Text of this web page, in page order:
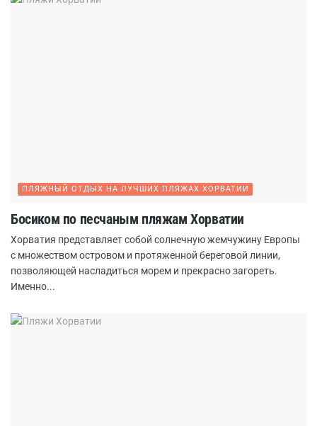
ПЛЯЖНЫЙ ОТДЫХ НА ЛУЧШИХ ПЛЯЖАХ ХОРВАТИИ
Босиком по песчаным пляжам Хорватии
Хорватия представляет собой солнечную жемчужину Европы
с множеством островом и протяженной береговой линии,
позволяющей насладиться морем и прекрасно загореть.
Именно...